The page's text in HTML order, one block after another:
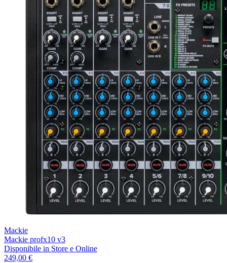
Mackie
Mackie profx10 v3
Disponibile in Store e Online
249,00 €